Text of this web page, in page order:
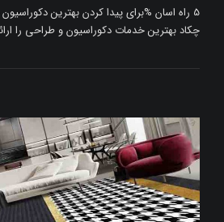
5 راه اسان %برای پیدا کردن بهترین
چکاد بهترین خدمات دکوراسیون و طراحی را